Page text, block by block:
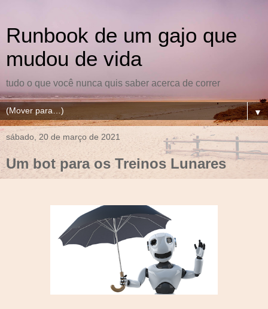
Runbook de um gajo que
mudou de vida
tudo o que você nunca quis saber acerca de correr
▼
sábado, 20 de março de 2021
Um bot para os Treinos Lunares